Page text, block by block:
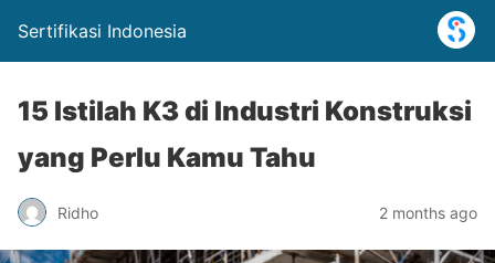
Sertifikasi Indonesia
15 Istilah K3 di Industri Konstruksi
yang Perlu Kamu Tahu
Ridho 2 months ago